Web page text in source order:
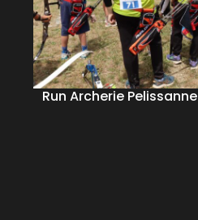
Run Archerie Pelissanne